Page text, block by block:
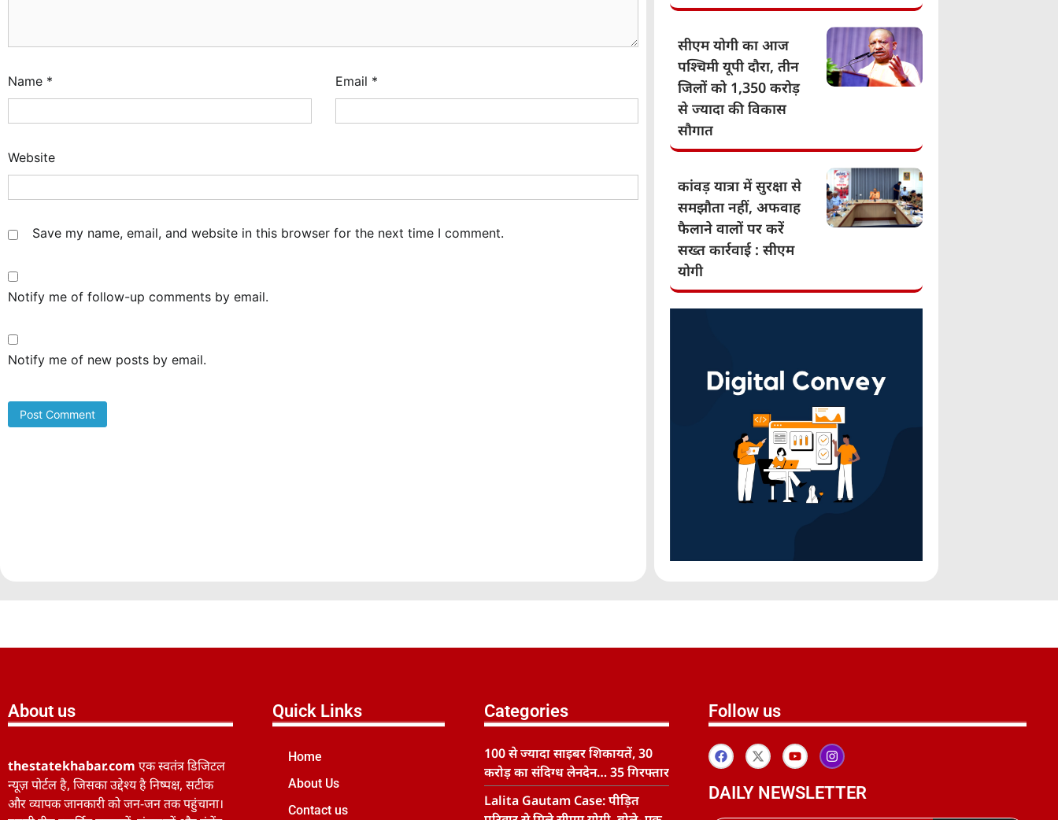
Name * Email *
Website
Save my name, email, and website in this browser for the next time I comment.
Notify me of follow-up comments by email.
Notify me of new posts by email.
सीएम योगी का आज
पश्चिमी यूपी दौरा, तीन
जिलों को 1,350 करोड़
से ज्यादा की विकास
सौगात
कांवड़ यात्रा में सुरक्षा से
समझौता नहीं, अफवाह
फैलाने वालों पर करें
सख्त कार्रवाई : सीएम
योगी
About us
thestatekhabar.com एक स्वतंत्र डिजिटल
न्यूज़ पोर्टल है, जिसका उद्देश्य है निष्पक्ष, सटीक
और व्यापक जानकारी को जन-जन तक पहुंचाना।
Quick Links
Home
About Us
Contact us
Categories
100 से ज्यादा साइबर शिकायतें, 30
करोड़ का संदिग्ध लेनदेन… 35 गिरफ्तार
Lalita Gautam Case: पीड़ित
Follow us
DAILY NEWSLETTER